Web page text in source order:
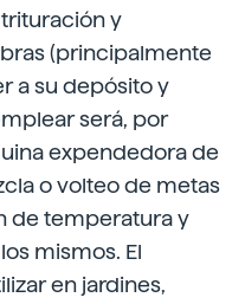
y
(principalmente
a su depósito y
será, por
expendedora de
o volteo de metas
de temperatura y
mismos. El
en jardines,